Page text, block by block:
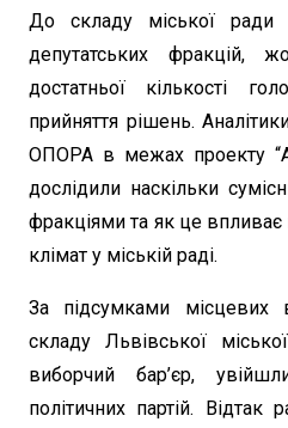
До складу міської
депутатських
достатньої кількості
прийняття рішень.
ОПОРА в межах проекту
дослідили наскільки
фракціями та як це впливає
клімат у міській раді.
За підсумками
складу Львівської
виборчий бар’єр,
політичних партій. Відтак